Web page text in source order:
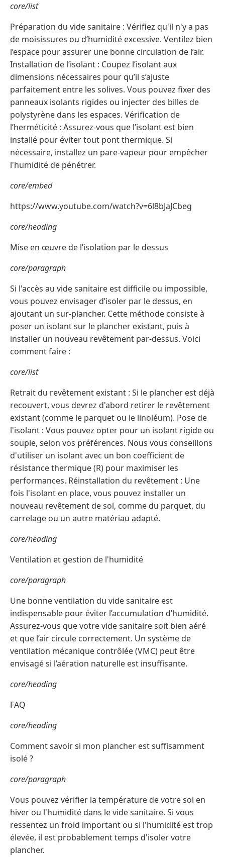
core/list
Préparation du vide sanitaire : Vérifiez qu'il n'y a pas
de moisissures ou d’humidité excessive. Ventilez bien
l’espace pour assurer une bonne circulation de l’air.
Installation de l’isolant : Coupez l’isolant aux
dimensions nécessaires pour qu’il s’ajuste
parfaitement entre les solives. Vous pouvez fixer des
panneaux isolants rigides ou injecter des billes de
polystyrène dans les espaces. Vérification de
l’herméticité : Assurez-vous que l’isolant est bien
installé pour éviter tout pont thermique. Si
nécessaire, installez un pare-vapeur pour empêcher
l'humidité de pénétrer.
core/embed
https://www.youtube.com/watch?v=6l8bJaJCbeg
core/heading
Mise en œuvre de l’isolation par le dessus
core/paragraph
Si l'accès au vide sanitaire est difficile ou impossible,
vous pouvez envisager d’isoler par le dessus, en
ajoutant un sur-plancher. Cette méthode consiste à
poser un isolant sur le plancher existant, puis à
installer un nouveau revêtement par-dessus. Voici
comment faire :
core/list
Retrait du revêtement existant : Si le plancher est déjà
recouvert, vous devrez d'abord retirer le revêtement
existant (comme le parquet ou le linoléum). Pose de
l'isolant : Vous pouvez opter pour un isolant rigide ou
souple, selon vos préférences. Nous vous conseillons
d'utiliser un isolant avec un bon coefficient de
résistance thermique (R) pour maximiser les
performances. Réinstallation du revêtement : Une
fois l'isolant en place, vous pouvez installer un
nouveau revêtement de sol, comme du parquet, du
carrelage ou un autre matériau adapté.
core/heading
Ventilation et gestion de l'humidité
core/paragraph
Une bonne ventilation du vide sanitaire est
indispensable pour éviter l’accumulation d’humidité.
Assurez-vous que votre vide sanitaire soit bien aéré
et que l’air circule correctement. Un système de
ventilation mécanique contrôlée (VMC) peut être
envisagé si l’aération naturelle est insuffisante.
core/heading
FAQ
core/heading
Comment savoir si mon plancher est suffisamment
isolé ?
core/paragraph
Vous pouvez vérifier la température de votre sol en
hiver ou l'humidité dans le vide sanitaire. Si vous
ressentez un froid important ou si l'humidité est trop
élevée, il est probablement temps d'isoler votre
plancher.